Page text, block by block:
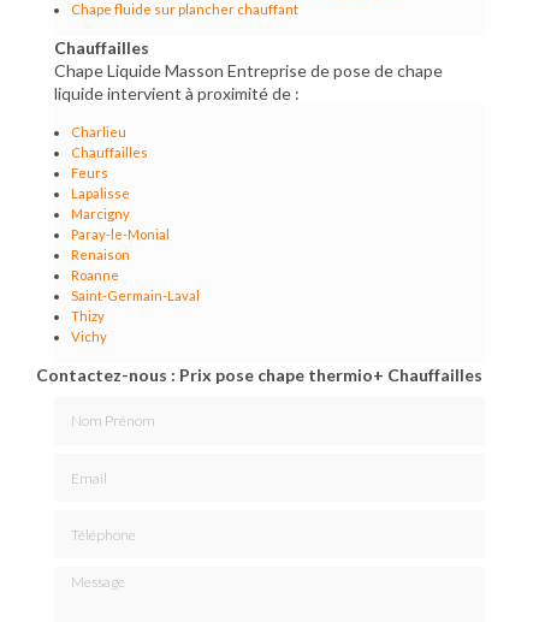
Chape fluide sur plancher chauffant
Chauffailles
Chape Liquide Masson Entreprise de pose de chape
liquide intervient à proximité de :
Charlieu
Chauffailles
Feurs
Lapalisse
Marcigny
Paray-le-Monial
Renaison
Roanne
Saint-Germain-Laval
Thizy
Vichy
Contactez-nous : Prix pose chape thermio+ Chauffailles
Message